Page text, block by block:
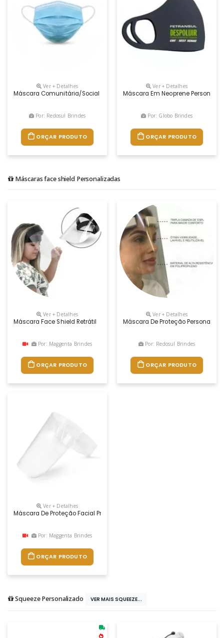
Ver + Detalhes
Máscara Comunitária/social (não Cirúrgica) Ideal Para Ser Usada
Por: Redosul Brindes
ORÇAR PRODUTO
Ver + Detalhes
Máscara Em Neoprene
Por: Globo Brindes
ORÇAR PRODUTO
Máscaras face shield Personalizadas
Ver + Detalhes
Máscara Face Shield Retrátil
Por: Maggenta Brindes
ORÇAR PRODUTO
Ver + Detalhes
Máscara De Proteção
Por: Redosul Brindes
ORÇAR PRODUTO
Ver + Detalhes
Máscara De Proteção Facial Promocional
Por: Maggenta Brindes
ORÇAR PRODUTO
Squeeze Personalizado VER MAIS SQUEEZE...